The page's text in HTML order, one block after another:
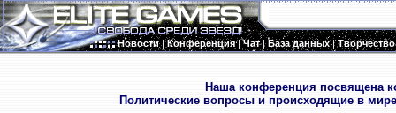
Новости|Конференция|Чат|База данных|Творчество
Наша конференция посвящена
Политические вопросы и происходящие в